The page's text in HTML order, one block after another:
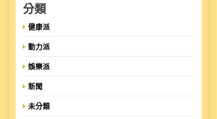
分類
健康派
動力派
娛樂派
新聞
未分類